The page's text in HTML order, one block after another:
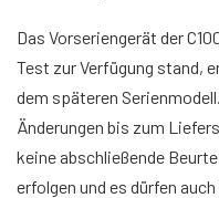
Das Vorseriengerät der
Test zur Verfügung stand,
dem späteren
Änderungen bis zum
keine abschließende
erfolgen und es dürfen